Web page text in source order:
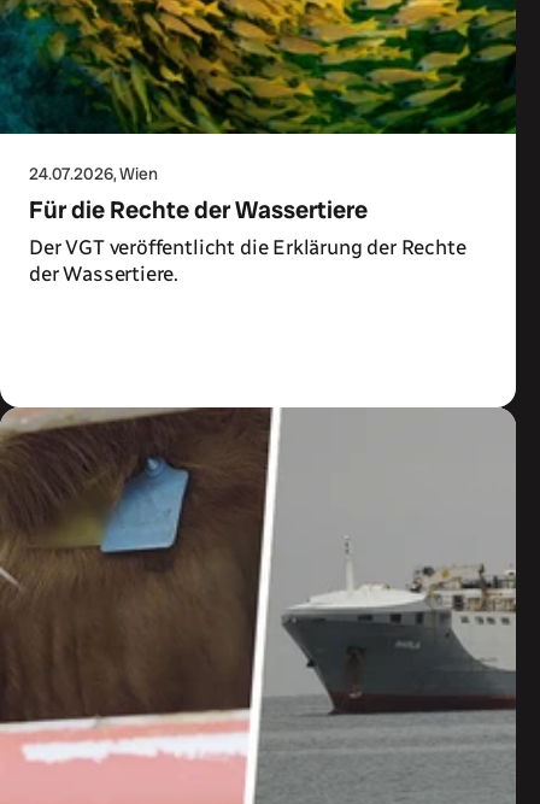
24.07.2026, Wien
Für die Rechte der Wassertiere
Der VGT veröffentlicht die Erklärung der Rechte
der Wassertiere.